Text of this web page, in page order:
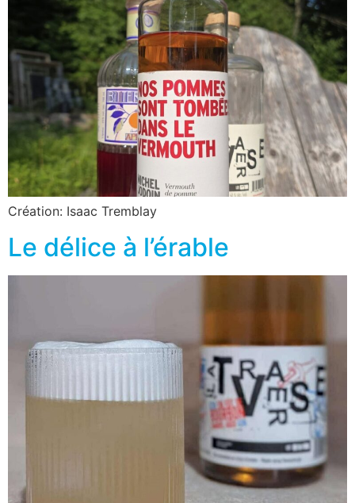
Création: Isaac Tremblay
Le délice à l’érable